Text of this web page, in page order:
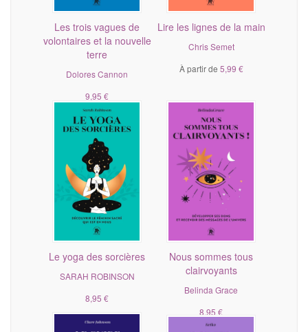
Les trois vagues de
volontaires et la nouvelle
terre
Dolores Cannon
9,95 €
Lire les lignes de la main
Chris Semet
À partir de 5,99 €
Le yoga des sorcières
SARAH ROBINSON
8,95 €
Nous sommes tous
clairvoyants
Belinda Grace
8,95 €